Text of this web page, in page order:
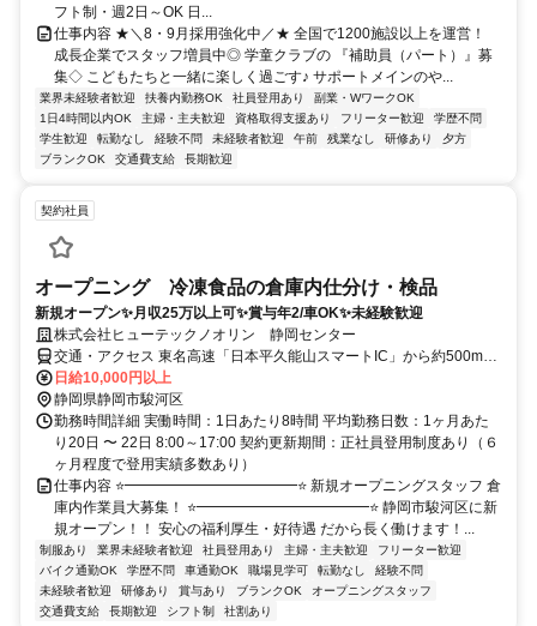
フト制・週2日～OK 日...
仕事内容 ★＼8・9月採用強化中／★ 全国で1200施設以上を運営！
成長企業でスタッフ増員中◎ 学童クラブの 『補助員（パート）』募
集◇ こどもたちと一緒に楽しく過ごす♪ サポートメインのや...
業界未経験者歓迎 扶養内勤務OK 社員登用あり
副業・WワークOK
1日4時間以内OK
主婦・主夫歓迎 資格取得支援あり フリーター歓迎
学歴不問
学生歓迎
転勤なし 経験不問 未経験者歓迎 午前 残業なし 研修あり
夕方
ブランクOK
交通費支給 長期歓迎
契約社員
オープニング 冷凍食品の倉庫内仕分け・検品
新規オープン✨月収25万以上可✨賞与年2/車OK✨未経験歓迎
株式会社ヒューテックノオリン 静岡センター
交通・アクセス 東名高速「日本平久能山スマートIC」から約500m
/JR静岡駅から車で15分 ※車通勤可
日給10,000円以上
静岡県静岡市駿河区
勤務時間詳細 実働時間：1日あたり8時間 平均勤務日数：1ヶ月あた
り20日 〜 22日 8:00～17:00 契約更新期間：正社員登用制度あり（６
ヶ月程度で登用実績多数あり）
仕事内容 ⭐━━━━━━━━━━━━⭐ 新規オープニングスタッフ 倉
庫内作業員大募集！ ⭐━━━━━━━━━━━━⭐ 静岡市駿河区に新
規オープン！！ 安心の福利厚生・好待遇 だから長く働けます！...
制服あり 業界未経験者歓迎 社員登用あり 主婦・主夫歓迎
フリーター歓迎
バイク通勤OK
学歴不問 車通勤OK 職場見学可 転勤なし
経験不問
未経験者歓迎
研修あり 賞与あり ブランクOK
オープニングスタッフ
交通費支給
長期歓迎 シフト制 社割あり